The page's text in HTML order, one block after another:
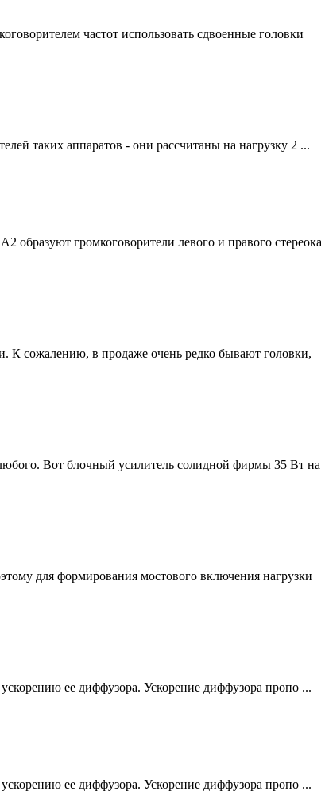
частот использовать сдвоенные головки
таких аппаратов - они рассчитаны на нагрузку 2 ...
громкоговорители левого и правого стереока
К сожалению, в продаже очень редко бывают головки,
Вот блочный усилитель солидной фирмы 35 Вт на
для формирования мостового включения нагрузки
ее диффузора. Ускорение диффузора пропо ...
ее диффузора. Ускорение диффузора пропо ...